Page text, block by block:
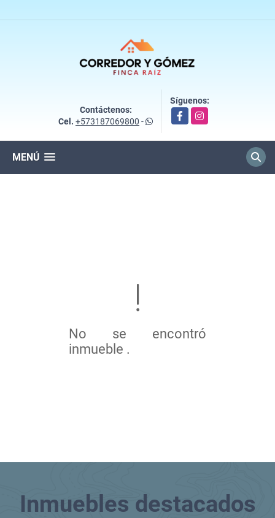
Contáctenos:
Cel. +573187069800 -
Síguenos:
FacebookInstagram
MENÚ
No se encontró
inmueble .
Inmuebles destacados